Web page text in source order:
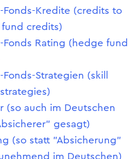
Fonds-Kredite (credits to
credits)
Fonds Rating (hedge fund
Strategien (skill
(so auch im Deutschen
gesagt)
(so statt "Absicherung"
im Deutschen)